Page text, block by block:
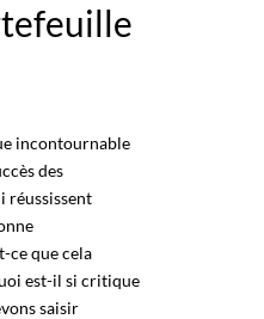
incontournable
des
réussissent
ce que cela
est-il si critique
saisir